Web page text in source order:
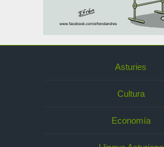
Asturies
Cultura
Economía